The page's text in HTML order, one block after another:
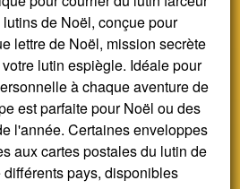
de Noël, conçue pour
lettre de Noël, mission secrète
lutin espiègle. Idéale pour
à chaque aventure de
est parfaite pour Noël ou des
l'année. Certaines enveloppes
aux cartes postales du lutin de
pays, disponibles